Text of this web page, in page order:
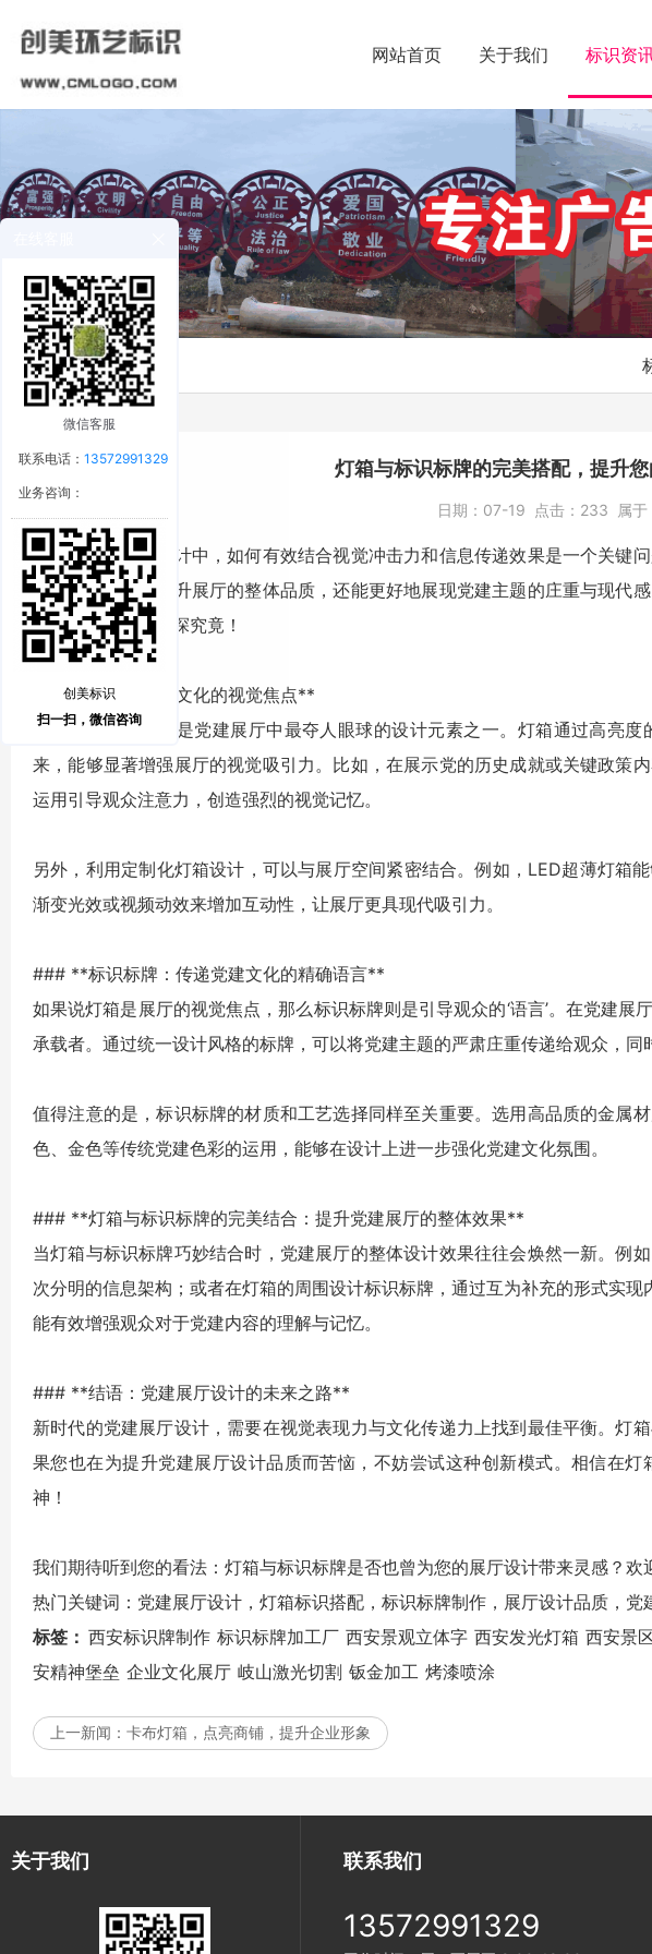
网站首页 关于我们 标识资
灯箱与标识标牌的完美搭配，提升
日期： 07-19 点击： 233 属于
现代党建展厅的设计中，如何有效结合视觉冲击力和信息传递效果是一个关键
案。这不仅能够提升展厅的整体品质，还能更好地展现党建主题的庄重与现代
表现呢？让我们一探究竟！
### **灯箱：党建文化的视觉焦点**
灯箱的应用可以说是党建展厅中最夺人眼球的设计元素之一。灯箱通过高亮
来，能够显著增强展厅的视觉吸引力。比如，在展示党的历史成就或关键政策
运用引导观众注意力，创造强烈的视觉记忆。
另外，利用定制化灯箱设计，可以与展厅空间紧密结合。例如，LED超薄灯箱
渐变光效或视频动效来增加互动性，让展厅更具现代吸引力。
### **标识标牌：传递党建文化的精确语言**
如果说灯箱是展厅的视觉焦点，那么标识标牌则是引导观众的‘语言’。在党建
承载者。通过统一设计风格的标牌，可以将党建主题的严肃庄重传递给观众，同
值得注意的是，标识标牌的材质和工艺选择同样至关重要。选用高品质的金属
色、金色等传统党建色彩的运用，能够在设计上进一步强化党建文化氛围。
### **灯箱与标识标牌的完美结合：提升党建展厅的整体效果**
当灯箱与标识标牌巧妙结合时，党建展厅的整体设计效果往往会焕然一新。例
次分明的信息架构；或者在灯箱的周围设计标识标牌，通过互为补充的形式实
能有效增强观众对于党建内容的理解与记忆。
### **结语：党建展厅设计的未来之路**
新时代的党建展厅设计，需要在视觉表现力与文化传递力上找到最佳平衡。灯
果您也在为提升党建展厅设计品质而苦恼，不妨尝试这种创新模式。相信在
神！
我们期待听到您的看法：灯箱与标识标牌是否也曾为您的展厅设计带来灵感？欢
热门关键词：党建展厅设计，灯箱标识搭配，标识标牌制作，展厅设计品质，党
标签： 西安标识牌制作 标识标牌加工厂 西安景观立体字 西安发光灯箱 西安景
安精神堡垒 企业文化展厅 岐山激光切割 钣金加工 烤漆喷涂
上一新闻： 卡布灯箱，点亮商铺，提升企业形象
关于我们 联系我们
13572991329
微信客服
联系电话：13572991329
业务咨询：
创美标识
扫一扫，微信咨询